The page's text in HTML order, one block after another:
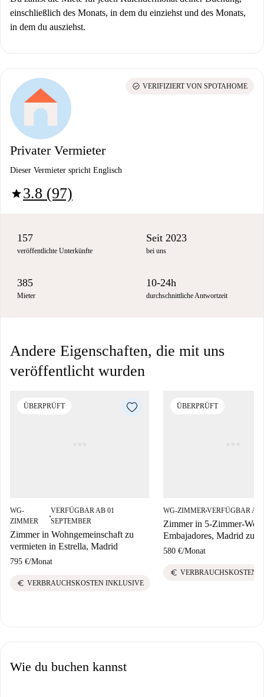
einschließlich des Monats, in dem du einziehst und des Monats,
in dem du ausziehst.
Privater Vermieter
Dieser Vermieter spricht Englisch
star3.8 (97)
check_circle VERIFIZIERT VON SPOTAHOME
157
veröffentlichte Unterkünfte
Seit 2023
bei uns
385
Mieter
10-24h
durchschnittliche Antwortzeit
Andere Eigenschaften, die mit uns
veröffentlicht wurden
ÜBERPRÜFT
WG-
ZIMMER
■
VERFÜGBAR AB 01
SEPTEMBER
Zimmer in Wohngemeinschaft zu
vermieten in Estrella, Madrid
795 €/Monat
euro VERBRAUCHSKOSTEN INKLUSIVE
ÜBERPRÜFT
WG-ZIMMER■VERFÜGBAR AB
Zimmer in 5-Zimmer-
Embajadores, Madrid zu
580 €/Monat
euro VERBRAUCHSKOSTEN
Wie du buchen kannst